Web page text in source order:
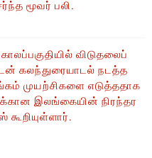
மூவர் பலி.
​​விடுதலைப்
கலந்துரையாடல் நடத்த
முயற்சிகளை எடுத்ததாக
இலங்கையின் நிரந்தர
கூறியுள்ளார்.